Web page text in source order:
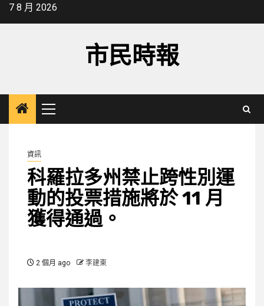
Skip7 8 月 2026
市民時報
Primary
Menu
資訊
科羅拉多州禁止跨性別運
動的投票措施將於 11 月
獲得通過。
2 個月 ago 李建東